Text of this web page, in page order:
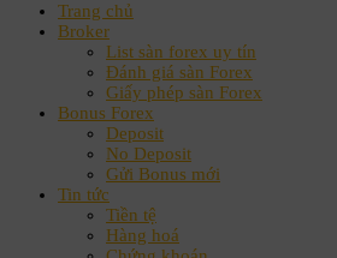
Trang chủ
Broker
List sàn forex uy tín
Đánh giá sàn Forex
Giấy phép sàn Forex
Bonus Forex
Deposit
No Deposit
Gửi Bonus mới
Tin tức
Tiền tệ
Hàng hoá